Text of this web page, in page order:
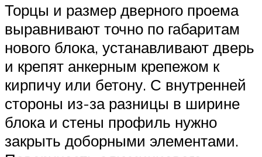
Торцы и размер дверного проема
выравнивают точно по габаритам
нового блока, устанавливают дверь
и крепят анкерным крепежом к
кирпичу или бетону. С внутренней
стороны из-за разницы в ширине
блока и стены профиль нужно
закрыть доборными элементами.